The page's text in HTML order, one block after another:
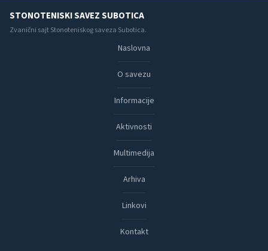
STONOTENISKI SAVEZ SUBOTICA
Zvanični sajt Stonoteniskog saveza Subotica.
Naslovna
O savezu
Informacije
Aktivnosti
Multimedija
Arhiva
Linkovi
Kontakt